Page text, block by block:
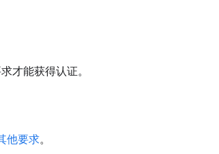
才能获得认证。
他要求。